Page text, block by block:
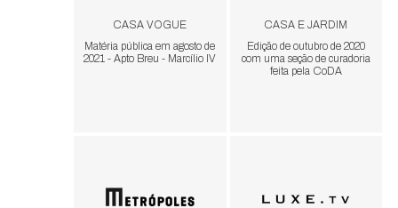
CASA VOGUE
Matéria pública em agosto de
2021 - Apto Breu - Marcílio IV
CASA E JARDIM
Edição de outubro de 2020
com uma seção de curadoria
feita pela CoDA